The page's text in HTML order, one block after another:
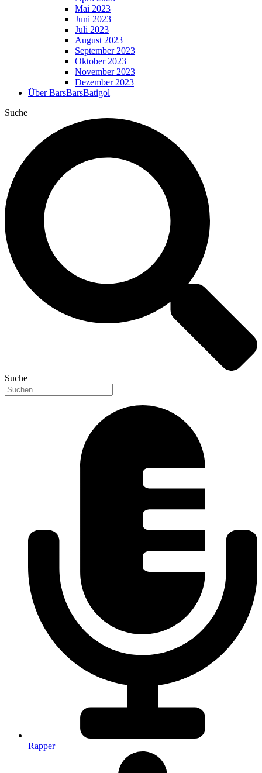
Mai 2023
Juni 2023
Juli 2023
August 2023
September 2023
Oktober 2023
November 2023
Dezember 2023
Über BarsBarsBatigol
Suche
Suche
Rapper